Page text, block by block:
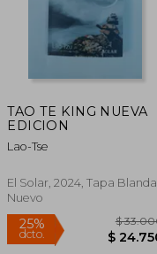
TAO TE KING NUEVA
EDICION
Lao-Tse
El Solar, 2024, Tapa Blanda,
Nuevo